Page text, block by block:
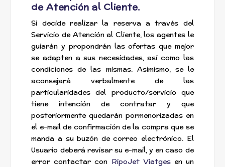
de Atención al Cliente.
Si decide realizar la reserva a través del
Servicio de Atención al Cliente, los agentes le
guiarán y propondrán las ofertas que mejor
se adapten a sus necesidades, así como las
condiciones de las mismas. Asimismo, se le
aconsejará verbalmente de las
particularidades del producto/servicio que
tiene intención de contratar y que
posteriormente quedarán pormenorizadas en
el e-mail de confirmación de la compra que se
manda a su buzón de correo electrónico. El
Usuario deberá revisar su e-mail, y en caso de
error contactar con RipoJet Viatgesen un